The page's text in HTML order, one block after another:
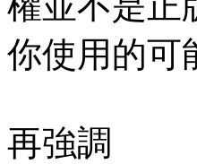
你使用的可
再強調